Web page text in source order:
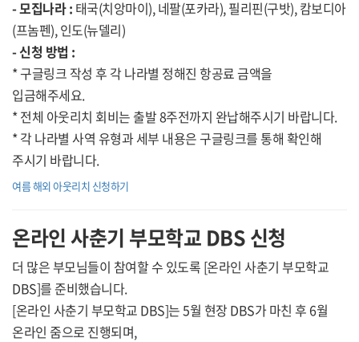
- 모집나라 : 태국(치앙마이), 네팔(포카라), 필리핀(구밧), 캄보디아
(프놈펜), 인도(뉴델리)
- 신청 방법 :
* 구글링크 작성 후 각 나라별 정해진 항공료 금액을
입금해주세요.
* 전체 아웃리치 회비는 출발 8주전까지 완납해주시기 바랍니다.
* 각 나라별 사역 유형과 세부 내용은 구글링크를 통해 확인해
주시기 바랍니다.
여름 해외 아웃리치 신청하기
온라인 사춘기 부모학교 DBS 신청
더 많은 부모님들이 참여할 수 있도록 [온라인 사춘기 부모학교
DBS]를 준비했습니다.
[온라인 사춘기 부모학교 DBS]는 5월 현장 DBS가 마친 후 6월
온라인 줌으로 진행되며,